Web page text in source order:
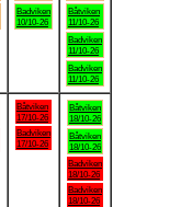
Badviken
10/10-26
Båtviken
11/10-26
Badviken
11/10-26
Badviken
11/10-26
Båtviken
17/10-26
Badviken
17/10-26
Båtviken
18/10-26
Båtviken
18/10-26
Badviken
18/10-26
Badviken
18/10-26